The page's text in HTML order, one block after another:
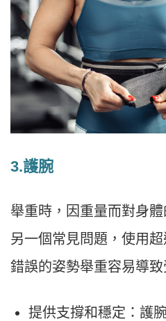
3.護腕
舉重時，因重量而對身
另一個常見問題，使用
錯誤的姿勢舉重容易導致
提供支撐和穩定：護